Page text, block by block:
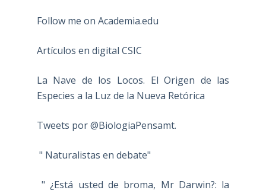
Follow me on Academia.edu
Artículos en digital CSIC
La Nave de los Locos. El Origen de las
Especies a la Luz de la Nueva Retórica
Tweets por @BiologiaPensamt.
" Naturalistas en debate"
" ¿Está usted de broma, Mr Darwin?: la